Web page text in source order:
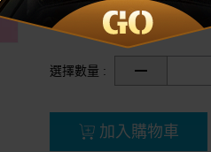
分享
選擇數量 :
加入購物車